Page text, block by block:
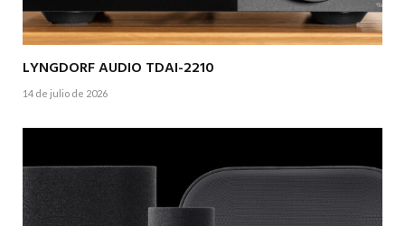
LYNGDORF AUDIO TDAI-2210
14 de julio de 2026